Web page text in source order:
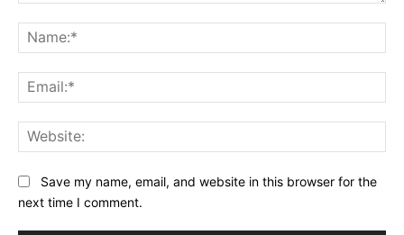
Save my name, email, and website in this browser for the
next time I comment.